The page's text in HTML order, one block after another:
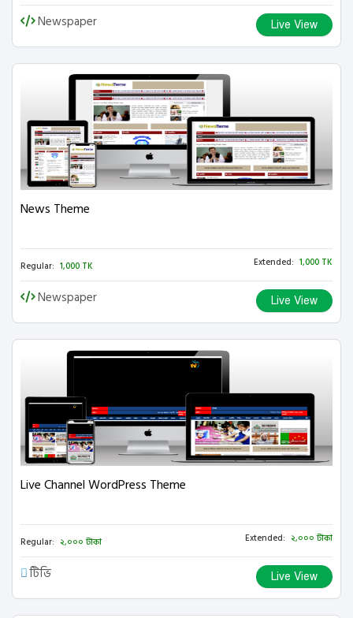
Newspaper Live View
News Theme
Regular: 1,000 TK Extended: 1,000 TK
Newspaper Live View
Live Channel WordPress Theme
Regular: ২,০০০ টাকা Extended: ২,০০০ টাকা
টিভি Live View